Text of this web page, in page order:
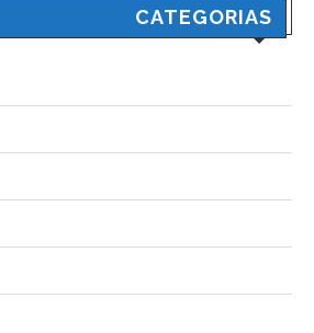
CATEGORIAS